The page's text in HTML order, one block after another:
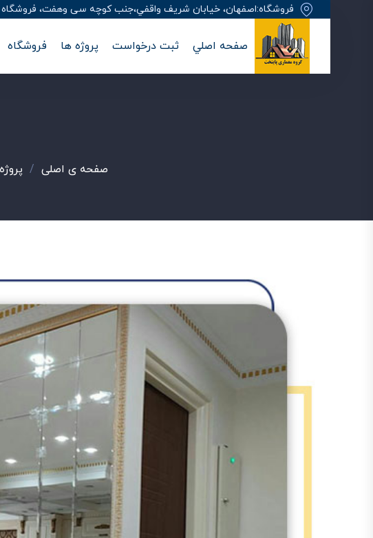
فروشگاه:اصفهان، خيابان شريف واقفي،جنب کوچه سی وهفت، فروشگاه
صفحه اصلي ثبت درخواست پروژه ها فروشگاه
صفحه ی اصلی /